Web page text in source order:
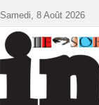
Samedi, 8 Août 2026